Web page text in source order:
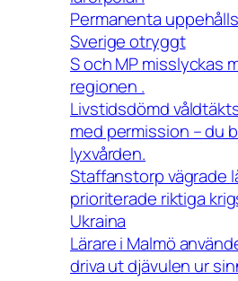
Permanenta
Sverige otryggt
S och MP misslyckas
regionen .
Livstidsdömd
med permission – du
lyxvården.
Staffanstorp vägrade
prioriterade riktiga
Ukraina
Lärare i Malmö
driva ut djävulen ur